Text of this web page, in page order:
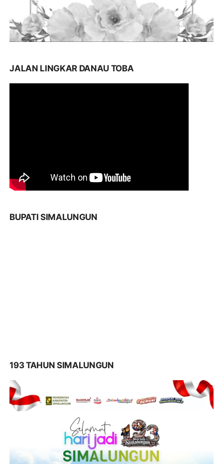
JALAN LINGKAR DANAU TOBA
BUPATI SIMALUNGUN
193 TAHUN SIMALUNGUN